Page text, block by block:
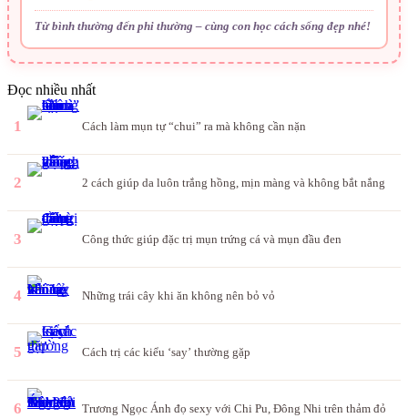
Từ bình thường đến phi thường – cùng con học cách sống đẹp nhé!
Đọc nhiều nhất
1 Cách làm mụn tự “chui” ra mà không cần nặn
2 2 cách giúp da luôn trắng hồng, mịn màng và không bắt nắng
3 Công thức giúp đặc trị mụn trứng cá và mụn đầu đen
4 Những trái cây khi ăn không nên bỏ vỏ
5 Cách trị các kiểu ‘say’ thường gặp
6 Trương Ngọc Ánh đọ sexy với Chi Pu, Đông Nhi trên thảm đỏ